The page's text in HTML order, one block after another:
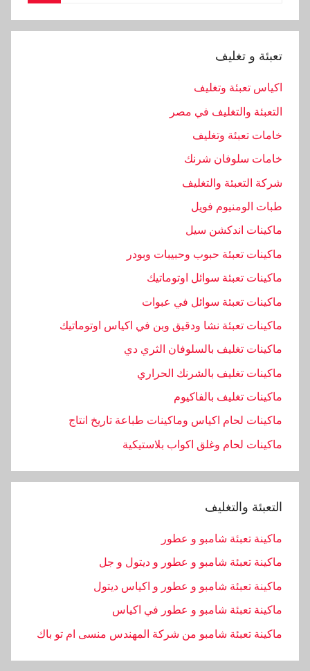
تعبئة و تغليف
اكياس تعبئة وتغليف
التعبئة والتغليف في مصر
خامات تعبئة وتغليف
خامات سلوفان شرنك
شركة التعبئة والتغليف
طبات الومنيوم فويل
ماكينات اندكشن سيل
ماكينات تعبئة حبوب وحبيبات وبودر
ماكينات تعبئة سوائل اوتوماتيك
ماكينات تعبئة سوائل في عبوات
ماكينات تعبئة نشا ودقيق وبن في اكياس اوتوماتيك
ماكينات تغليف بالسلوفان الثري دي
ماكينات تغليف بالشرنك الحراري
ماكينات تغليف بالفاكيوم
ماكينات لحام اكياس وماكينات طباعة تاريخ انتاج
ماكينات لحام وغلق اكواب بلاستيكية
التعبئة والتغليف
ماكينة تعبئة شامبو و عطور
ماكينة تعبئة شامبو و عطور و ديتول و جل
ماكينة تعبئة شامبو و عطور و اكياس ديتول
ماكينة تعبئة شامبو و عطور في اكياس
ماكينة تعبئة شامبو من شركة المهندس منسى ام تو باك